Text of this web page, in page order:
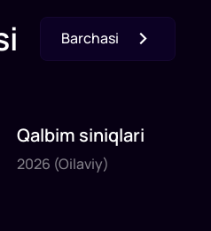
Barchasi
2026
50daq
Qalbim siniqlari
2026 (Oilaviy)